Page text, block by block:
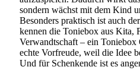
sondern wächst mit dem Kind
Besonders praktisch ist auch
kennen die Toniebox aus Kita,
Verwandtschaft – ein Toniebox
echte Vorfreude, weil die Idee
Und für Schenkende ist es